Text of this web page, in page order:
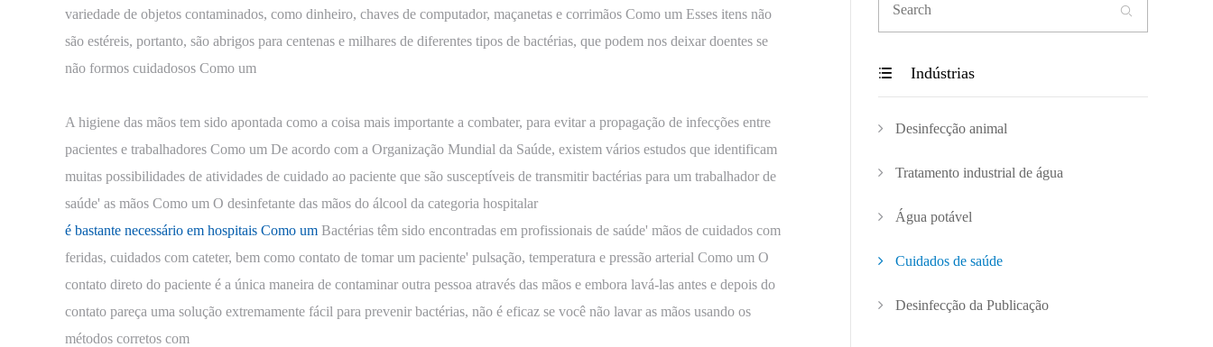
variedade de objetos contaminados, como dinheiro, chaves de computador, maçanetas e corrimãos Como um Esses itens não
são estéreis, portanto, são abrigos para centenas e milhares de diferentes tipos de bactérias, que podem nos deixar doentes se
não formos cuidadosos Como um
A higiene das mãos tem sido apontada como a coisa mais importante a combater, para evitar a propagação de infecções entre
pacientes e trabalhadores Como um De acordo com a Organização Mundial da Saúde, existem vários estudos que identificam
muitas possibilidades de atividades de cuidado ao paciente que são susceptíveis de transmitir bactérias para um trabalhador de
saúde' as mãos Como um O desinfetante das mãos do álcool da categoria hospitalar
é bastante necessário em hospitais Como um Bactérias têm sido encontradas em profissionais de saúde' mãos de cuidados com
feridas, cuidados com cateter, bem como contato de tomar um paciente' pulsação, temperatura e pressão arterial Como um O
contato direto do paciente é a única maneira de contaminar outra pessoa através das mãos e embora lavá-las antes e depois do
contato pareça uma solução extremamente fácil para prevenir bactérias, não é eficaz se você não lavar as mãos usando os
métodos corretos com

 Indústrias
Desinfecção animal
Tratamento industrial de água
Água potável
Cuidados de saúde
Desinfecção da Publicação